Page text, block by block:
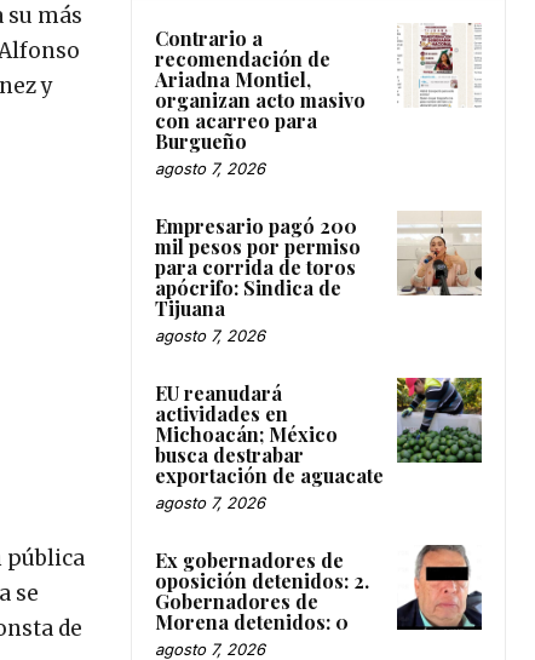
más
y
pública
se
de
Contrario a
recomendación de
Ariadna Montiel,
organizan acto masivo
con acarreo para
Burgueño
agosto 7, 2026
Empresario pagó 200
mil pesos por permiso
para corrida de toros
apócrifo: Sindica de
Tijuana
agosto 7, 2026
EU reanudará
actividades en
Michoacán; México
busca destrabar
exportación de aguacate
agosto 7, 2026
Ex gobernadores de
oposición detenidos: 2.
Gobernadores de
Morena detenidos: 0
agosto 7, 2026